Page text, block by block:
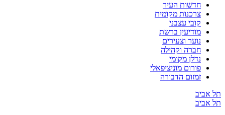
חדשות העיר
צרכנות מקומית
קובי עצבני
מודיעין ברשת
נוער וצעירים
חברה וקהילה
נדלן מקומי
פורום מוניציפאלי
זמזום הדבורה